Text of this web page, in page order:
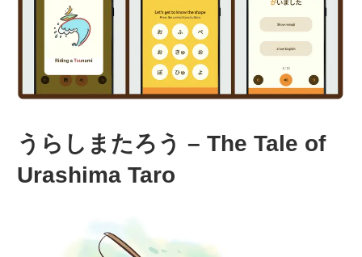
うらしまたろう – The Tale of
Urashima Taro